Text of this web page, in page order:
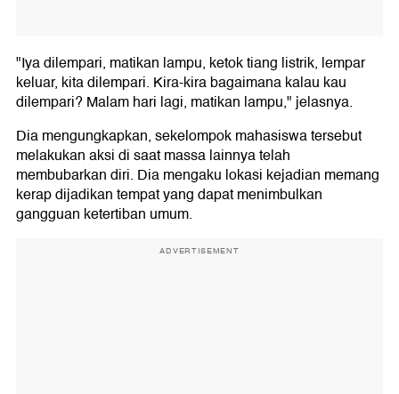
"Iya dilempari, matikan lampu, ketok tiang listrik, lempar
keluar, kita dilempari. Kira-kira bagaimana kalau kau
dilempari? Malam hari lagi, matikan lampu," jelasnya.
Dia mengungkapkan, sekelompok mahasiswa tersebut
melakukan aksi di saat massa lainnya telah
membubarkan diri. Dia mengaku lokasi kejadian memang
kerap dijadikan tempat yang dapat menimbulkan
gangguan ketertiban umum.
ADVERTISEMENT